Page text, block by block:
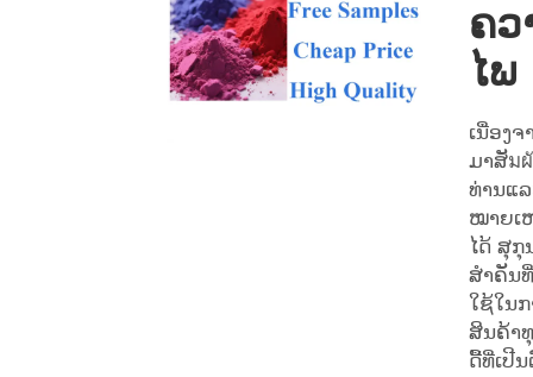
ຄວ
ໄພ
ເນື່ອງ
ມາສັม
ທ່ານແ
ໝາຍເ
ໄດ້ ສຸກຸ
ສຳຄັນ
ໃຊ້ໃນ
ສິນຄ້າ
ດື້ທີ່ເປີ